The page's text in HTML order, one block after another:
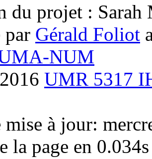
du projet : Sarah
par Gérald Foliot
NUM
UMR 5317
mise à jour:
la page en 0.034s